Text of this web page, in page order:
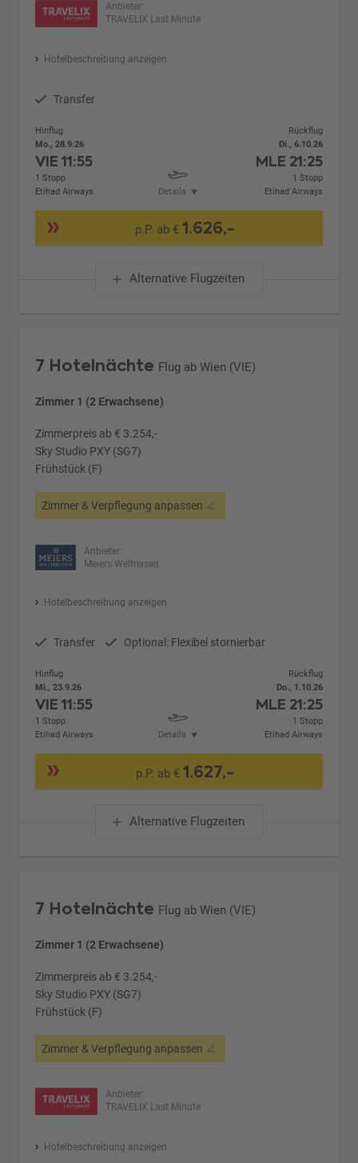
Anbieter:
TRAVELIX Last Minute
Hotelbeschreibung anzeigen
Transfer
Hinflug
Mo., 28.9.26
VIE11:55
1 Stopp
Etihad Airways
Details
Rückflug
Di., 6.10.26
MLE 21:25
1 Stopp
Etihad Airways
p.P. ab € 1.626,-
Alternative Flugzeiten
7 Hotelnächte Flug ab Wien (VIE)
Zimmer 1 (2 Erwachsene)
Zimmerpreis ab € 3.254,-
Sky Studio PXY (SG7)
Frühstück (F)
Zimmer & Verpflegung anpassen
Anbieter:
Meiers Weltreisen
Hotelbeschreibung anzeigen
Transfer Optional: Flexibel stornierbar
Hinflug
Mi., 23.9.26
VIE11:55
1 Stopp
Etihad Airways
Details
Rückflug
Do., 1.10.26
MLE 21:25
1 Stopp
Etihad Airways
p.P. ab € 1.627,-
Alternative Flugzeiten
7 Hotelnächte Flug ab Wien (VIE)
Zimmer 1 (2 Erwachsene)
Zimmerpreis ab € 3.254,-
Sky Studio PXY (SG7)
Frühstück (F)
Zimmer & Verpflegung anpassen
Anbieter:
TRAVELIX Last Minute
Hotelbeschreibung anzeigen